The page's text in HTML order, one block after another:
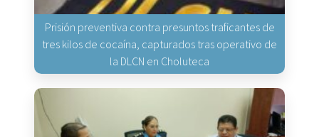
Prisión preventiva contra presuntos traficantes de
tres kilos de cocaína, capturados tras operativo de
la DLCN en Choluteca